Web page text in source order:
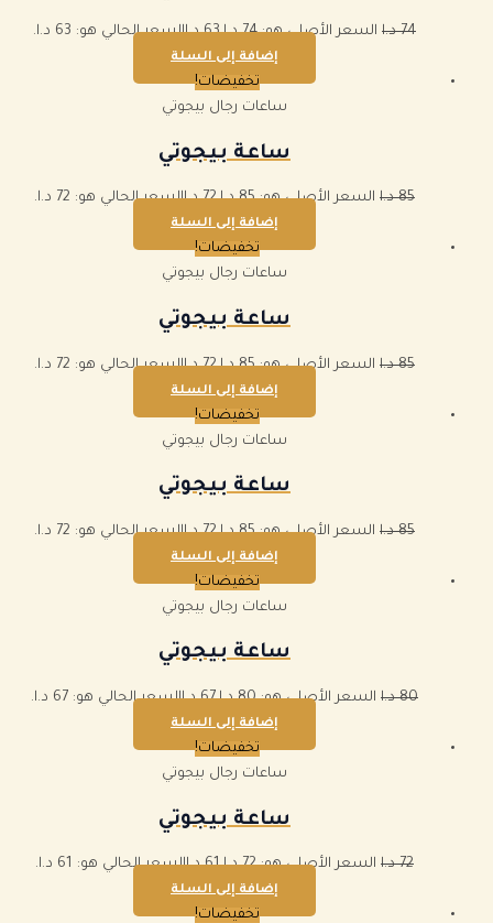
السعر الأصلي هو: 74 د.ا. 63 د.االسعر الحالي هو: 63 د.ا.
إضافة إلى السلة
تخفيضات!
ساعات رجال بيجوتي
ساعة بيجوتي
السعر الأصلي هو: 85 د.ا. 72 د.االسعر الحالي هو: 72 د.ا.
إضافة إلى السلة
تخفيضات!
ساعات رجال بيجوتي
ساعة بيجوتي
السعر الأصلي هو: 85 د.ا. 72 د.االسعر الحالي هو: 72 د.ا.
إضافة إلى السلة
تخفيضات!
ساعات رجال بيجوتي
ساعة بيجوتي
السعر الأصلي هو: 85 د.ا. 72 د.االسعر الحالي هو: 72 د.ا.
إضافة إلى السلة
تخفيضات!
ساعات رجال بيجوتي
ساعة بيجوتي
السعر الأصلي هو: 80 د.ا. 67 د.االسعر الحالي هو: 67 د.ا.
إضافة إلى السلة
تخفيضات!
ساعات رجال بيجوتي
ساعة بيجوتي
السعر الأصلي هو: 72 د.ا. 61 د.االسعر الحالي هو: 61 د.ا.
إضافة إلى السلة
تخفيضات!